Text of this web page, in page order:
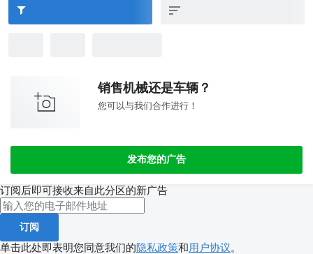
销售机械还是车辆？
您可以与我们合作进行！
发布您的广告
订阅后即可接收来自此分区的新广告
订阅
单击此处即表明您同意我们的隐私政策和用户协议。